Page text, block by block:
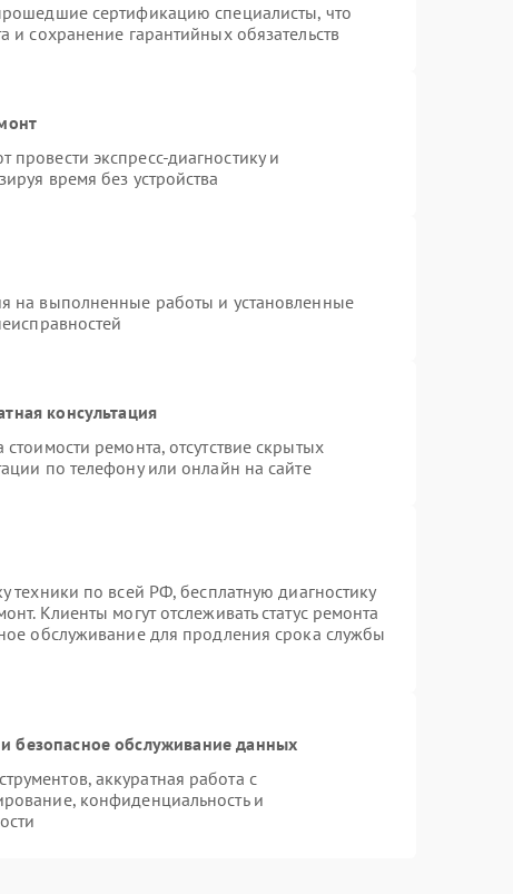
сертификацию специалисты, что
и сохранение гарантийных обязательств
экспресс-диагностику и
время без устройства
на выполненные работы и установленные
консультация
ремонта, отсутствие скрытых
по телефону или онлайн на сайте
техники по всей РФ, бесплатную диагностику
Клиенты могут отслеживать статус ремонта
обслуживание для продления срока службы
обслуживание данных
аккуратная работа с
конфиденциальность и